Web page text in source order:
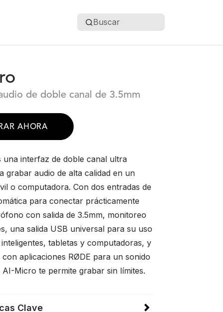
Buscar
de doble canal de 3.5mm
AHORA
una interfaz de doble canal ultra
grabar audio de alta calidad en un
o computadora. Con dos entradas de
para conectar prácticamente
con salida de 3.5mm, monitoreo
una salida USB universal para su uso
tabletas y computadoras, y
con aplicaciones RØDE para un sonido
Micro te permite grabar sin límites.
Clave